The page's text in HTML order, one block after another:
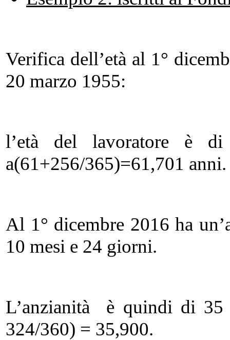
Verifica dell’età al 1°
20 marzo 1955:
l’età del lavoratore è
a(61+256/365)=61,701 anni.
Al 1° dicembre 2016 ha
10 mesi e 24 giorni.
L’anzianità è quindi di
324/360) = 35,900.